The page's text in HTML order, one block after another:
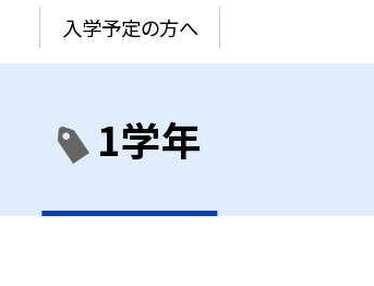
入学予定の方へ
1学年